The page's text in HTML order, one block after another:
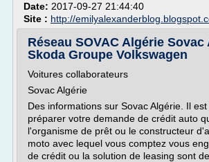
Date: 2017-09-27 21:44:40
Site : http://
Réseau SOVAC Algérie Sovac
Skoda Groupe Volkswagen
Voitures collaborateurs
Sovac Algérie
Des informations sur Sovac Algérie. Il
préparer votre demande de crédit auto
l'organisme de prêt ou le constructeur
moto avec lequel vous comptez vous
de crédit ou la solution de leasing sont